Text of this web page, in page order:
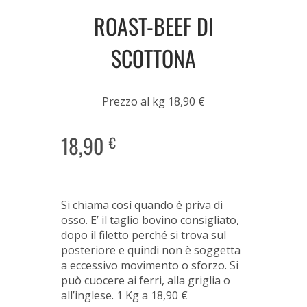
ROAST-BEEF DI
SCOTTONA
Prezzo al kg 18,90 €
18,90€
Si chiama così quando è priva di
osso. E’ il taglio bovino consigliato,
dopo il filetto perché si trova sul
posteriore e quindi non è soggetta
a eccessivo movimento o sforzo. Si
può cuocere ai ferri, alla griglia o
all’inglese. 1 Kg a 18,90 €